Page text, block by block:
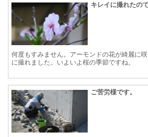
キレイに撮れたの
何度もすみません。アーモンドの花が綺麗に
に撮れました。いよいよ桜の季節ですね。
ご苦労様です。